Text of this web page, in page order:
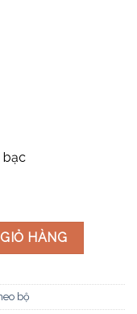
bạc
PM1-V9_1PCZ2-N-SS
HÀNG
bộ